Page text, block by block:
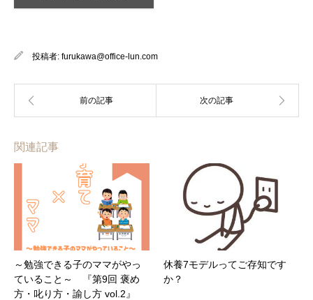
投稿者: furukawa@office-lun.com
関連記事
～勉強できる子のママがやっ
ていること～ 『第9回 褒め
方・叱り方・諭し方 vol.2』
休養7モデルってご存知です
か？